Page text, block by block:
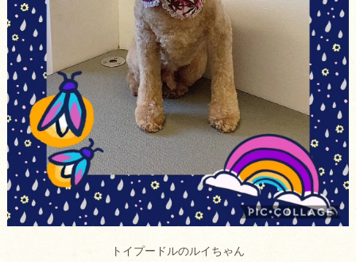
トイプードルのルイちゃん